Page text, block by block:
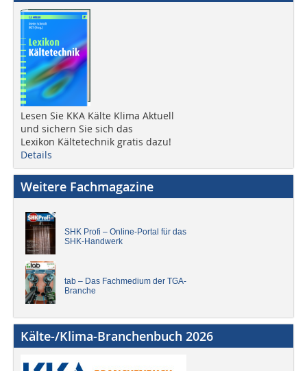
Lesen Sie KKA Kälte Klima Aktuell
und sichern Sie sich das
Lexikon Kältetechnik gratis dazu!
Details
Weitere Fachmagazine
SHK Profi – Online-Portal für das
SHK-Handwerk
tab – Das Fachmedium der TGA-
Branche
Kälte-/Klima-Branchenbuch 2026